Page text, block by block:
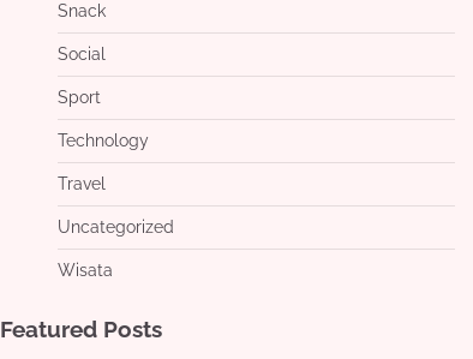
Snack
Social
Sport
Technology
Travel
Uncategorized
Wisata
Featured Posts